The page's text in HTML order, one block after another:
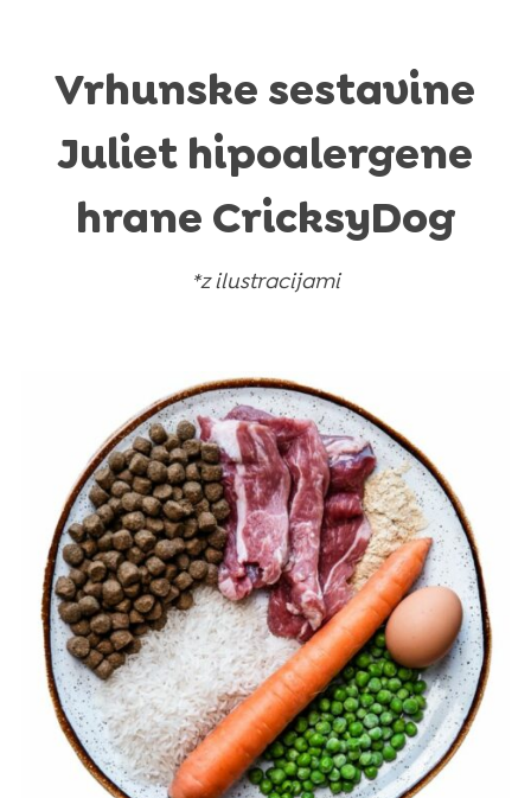
Vrhunske sestavine
Juliet hipoalergene
hrane CricksyDog
*z ilustracijami